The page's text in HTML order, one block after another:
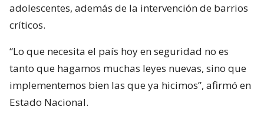
adolescentes, además de la intervención de barrios
críticos.
“Lo que necesita el país hoy en seguridad no es
tanto que hagamos muchas leyes nuevas, sino que
implementemos bien las que ya hicimos”, afirmó en
Estado Nacional.